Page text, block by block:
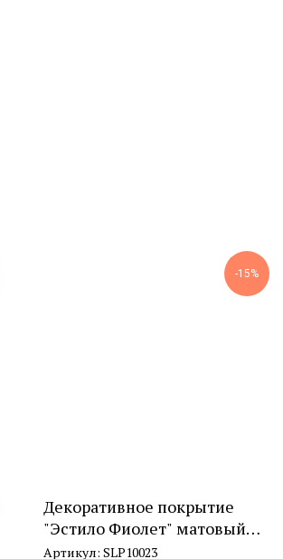
-15%
Декоративное покрытие
"Эстило Фиолет" матовый
шёлк
Артикул: SLP10023